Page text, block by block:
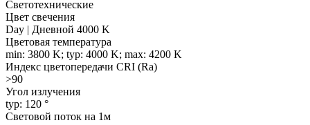
Светотехнические
Цвет свечения
Day | Дневной 4000 K
Цветовая температура
min: 3800 K; typ: 4000 K; max: 4200 K
Индекс цветопередачи CRI (Ra)
>90
Угол излучения
typ: 120 °
Световой поток на 1м